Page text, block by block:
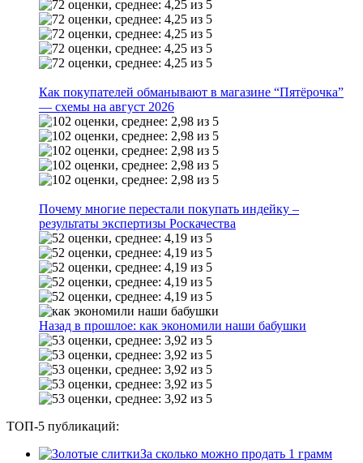
Как покупателей обманывают в магазине “Пятёрочка”
— схемы на август 2026
Почему многие перестали покупать индейку –
результаты экспертизы Роскачества
Назад в прошлое: как экономили наши бабушки
ТОП-5 публикаций:
За сколько можно продать 1 грамм